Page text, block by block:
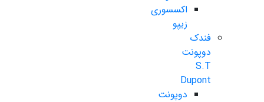
اکسسوری
زیپو
فندک
دوپونت
S.T
Dupont
دوپونت